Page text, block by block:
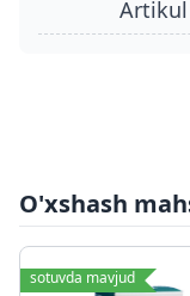
Artikul
O'xshash
sotuvda mavjud